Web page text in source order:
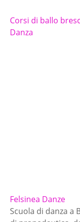
Corsi di ballo
Danza
Felsinea Danze
Scuola di danza a